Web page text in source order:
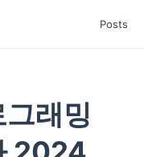
Posts
래밍